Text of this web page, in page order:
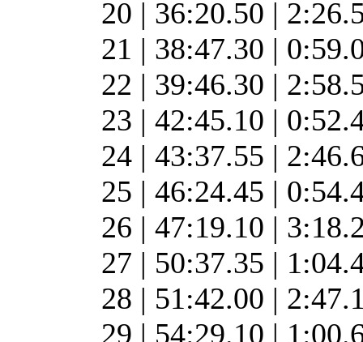
20 | 36:20.50 |
21 | 38:47.30 |
22 | 39:46.30 |
23 | 42:45.10 |
24 | 43:37.55 |
25 | 46:24.45 |
26 | 47:19.10 |
27 | 50:37.35 |
28 | 51:42.00 |
29 | 54:29.10 |